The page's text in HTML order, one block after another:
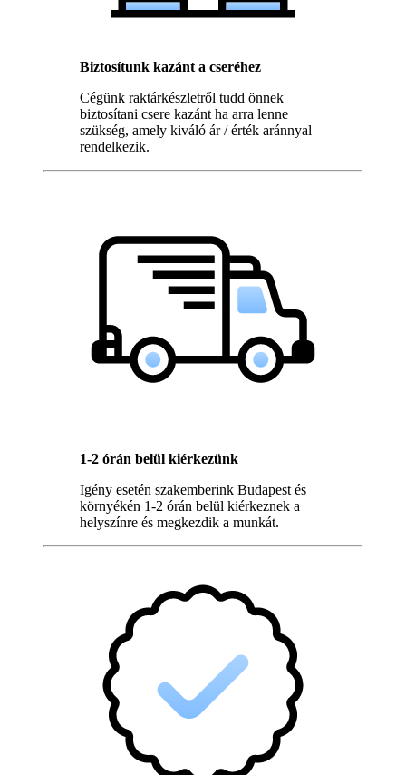
Biztosítunk kazánt a cseréhez
Cégünk raktárkészletről tudd önnek
biztosítani csere kazánt ha arra lenne
szükség, amely kiváló ár / érték aránnyal
rendelkezik.
1-2 órán belül kiérkezünk
Igény esetén szakemberink Budapest és
környékén 1-2 órán belül kiérkeznek a
helyszínre és megkezdik a munkát.